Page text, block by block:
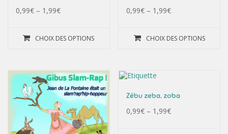
0,99€ – 1,99€
CHOIX DES OPTIONS
0,99€ – 1,99€
CHOIX DES OPTIONS
Zébu zeba, zoba
0,99€ – 1,99€